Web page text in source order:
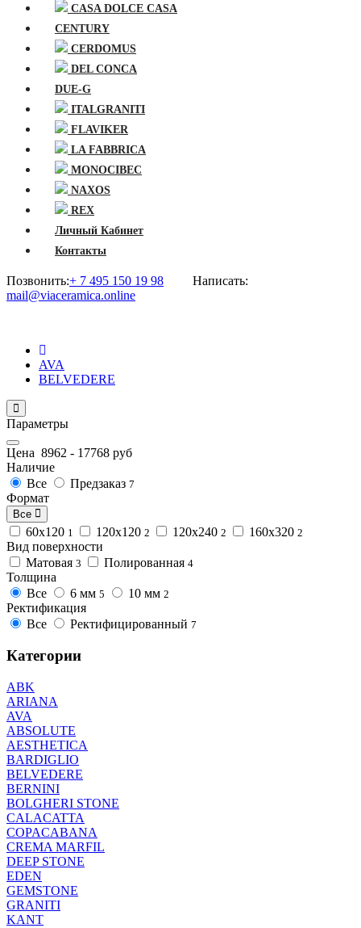
CASA DOLCE CASA
CENTURY
CERDOMUS
DEL CONCA
DUE-G
ITALGRANITI
FLAVIKER
LA FABBRICA
MONOCIBEC
NAXOS
REX
Личный Кабинет
Контакты
Позвонить:+ 7 495 150 19 98 Написать:
mail@viaceramica.online
AVA
BELVEDERE
Параметры
Цена 8962 - 17768 руб
Наличие
Все
Предзаказ 7
Формат
Все
60х120 1 120х120 2 120х240 2 160х320 2
Вид поверхности
Матовая 3 Полированная 4
Толщина
Все
6 мм 5 10 мм 2
Ректификация
Все
Ректифицированный 7
Категории
ABK
ARIANA
AVA
ABSOLUTE
AESTHETICA
BARDIGLIO
BELVEDERE
BERNINI
BOLGHERI STONE
CALACATTA
COPACABANA
CREMA MARFIL
DEEP STONE
EDEN
GEMSTONE
GRANITI
KANT